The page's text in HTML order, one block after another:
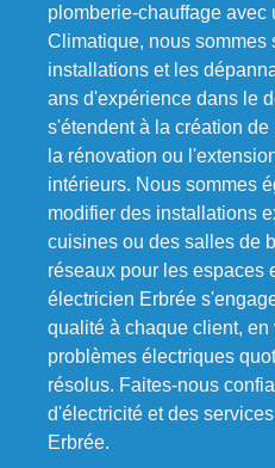
plomberie-chauffage avec
Climatique, nous sommes
installations et les
ans d'expérience dans le
s'étendent à la création
la rénovation ou
intérieurs. Nous sommes
modifier des installations
cuisines ou des salles de
réseaux pour les espaces
électricien Erbrée
qualité à chaque client,
problèmes électriques
résolus. Faites-nous
d'électricité et des
Erbrée.